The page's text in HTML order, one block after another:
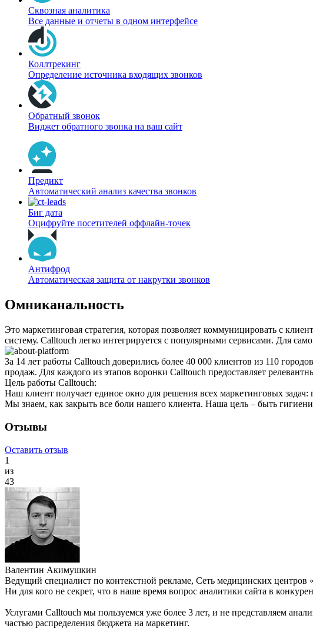
Сквозная аналитика
Все данные и отчеты в одном интерфейсе
Коллтрекинг
Определение источника входящих звонков
Обратный звонок
Виджет обратного звонка на ваш сайт
Предикт
Автоматический анализ качества звонков
Биг дата
Оцифруйте посетителей оффлайн-точек
Антифрод
Автоматическая защита от накрутки звонков
Омниканальность
Это маркетинговая стратегия, которая позволяет коммуницировать с
систему. Calltouch легко интегрируется с популярными сервисами. Для
За 14 лет работы Calltouch доверились более 40 000 клиентов из 110
продаж. Для каждого из этапов воронки Calltouch предоставляет
Цель работы Calltouch:
Наш клиент получает единое окно для решения всех маркетинговых
Мы знаем, как закрыть все боли нашего клиента. Наша цель – быть
Отзывы
Оставить отзыв
1
из
43
Валентин Акимушкин
Ведущий специалист по контекстной рекламе, Сеть медицинских центров
Ни для кого не секрет, что в наше время вопрос аналитики сайта в
Услугами Calltouch мы пользуемся уже более 3 лет, и не представляем
частью распределения бюджета на маркетинг.